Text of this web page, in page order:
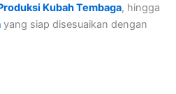
Kubah Tembaga, hingga
yang siap disesuaikan dengan